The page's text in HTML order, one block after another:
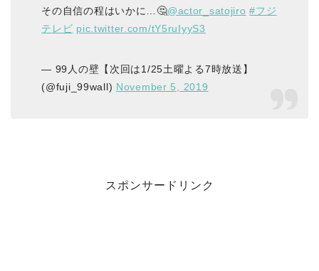
その自信の程はいかに…🤔@actor_satojiro #フジ
テレビ pic.twitter.com/tY5ruIyyS3
— 99人の壁【次回は1/25土曜よる7時放送】
(@fuji_99wall) November 5, 2019
スポンサードリンク